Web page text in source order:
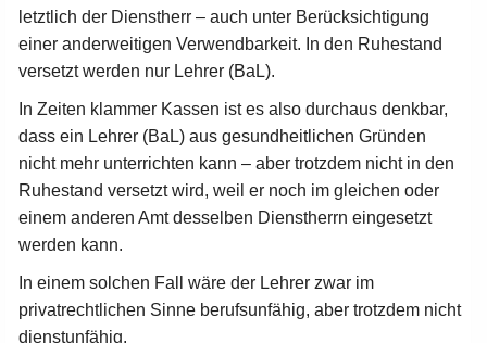
letztlich der Dienstherr – auch unter Berücksichtigung
einer anderweitigen Verwendbarkeit. In den Ruhestand
versetzt werden nur Lehrer (BaL).
In Zeiten klammer Kassen ist es also durchaus denkbar,
dass ein Lehrer (BaL) aus gesundheitlichen Gründen
nicht mehr unterrichten kann – aber trotzdem nicht in den
Ruhestand versetzt wird, weil er noch im gleichen oder
einem anderen Amt desselben Dienstherrn eingesetzt
werden kann.
In einem solchen Fall wäre der Lehrer zwar im
privatrechtlichen Sinne berufsunfähig, aber trotzdem nicht
dienstunfähig.